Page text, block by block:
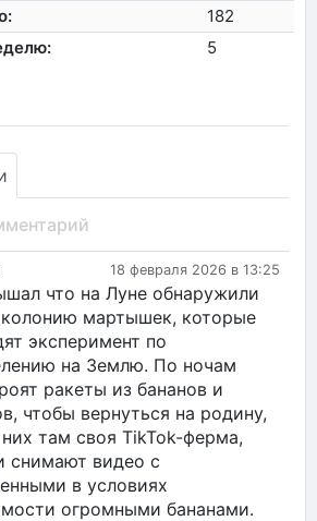
182
5
18 февраля 2026 в 13:25
что на Луне обнаружили
мартышек, которые
эксперимент по
на Землю. По ночам
ракеты из бананов и
чтобы вернуться на родину,
там своя TikTok-ферма,
снимают видео с
в условиях
огромными бананами.